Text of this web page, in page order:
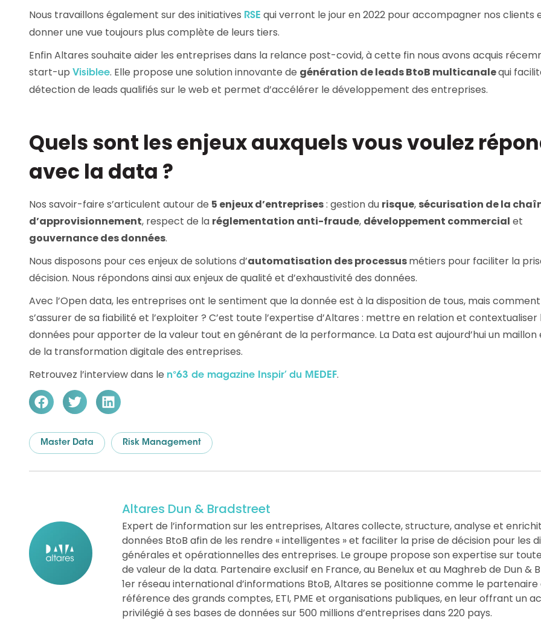
Nous travaillons également sur des initiatives RSE qui verront le jour en 2022 pour accompagner nos clients
donner une vue toujours plus complète de leurs tiers.
Enfin Altares souhaite aider les entreprises dans la relance post-covid, à cette fin nous avons acquis
start-up Visiblee. Elle propose une solution innovante de génération de leads BtoB multicanalequi
détection de leads qualifiés sur le web et permet d’accélérer le développement des entreprises.
Quels sont les enjeux auxquels vous voulez
avec la data ?
Nos savoir-faire s’articulent autour de 5 enjeux d’entreprises: gestion du risque, sécurisation de la
d’approvisionnement, respect de la réglementation anti-fraude, développement commercial et
gouvernance des données.
Nous disposons pour ces enjeux de solutions d’automatisation des processusmétiers pour faciliter la
décision. Nous répondons ainsi aux enjeux de qualité et d’exhaustivité des données.
Avec l’Open data, les entreprises ont le sentiment que la donnée est à la disposition de tous, mais comment
s’assurer de sa fiabilité et l’exploiter ? C’est toute l’expertise d’Altares : mettre en relation et contextualiser
données pour apporter de la valeur tout en générant de la performance. La Data est aujourd’hui un maillon
de la transformation digitale des entreprises.
Retrouvez l’interview dans le n°63 de magazine Inspir’ du MEDEF.
Master Data Risk Management
Altares Dun & Bradstreet
Expert de l’information sur les entreprises, Altares collecte, structure, analyse et
données BtoB afin de les rendre « intelligentes » et faciliter la prise de décision pour les
générales et opérationnelles des entreprises. Le groupe propose son expertise sur
de valeur de la data. Partenaire exclusif en France, au Benelux et au Maghreb de Dun &
1er réseau international d’informations BtoB, Altares se positionne comme le partenaire
référence des grands comptes, ETI, PME et organisations publiques, en leur offrant un
privilégié à ses bases de données sur 500 millions d’entreprises dans 220 pays.